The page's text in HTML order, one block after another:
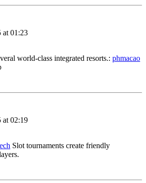
at 01:23
world-class integrated resorts.: phmacao
at 02:19
Slot tournaments create friendly